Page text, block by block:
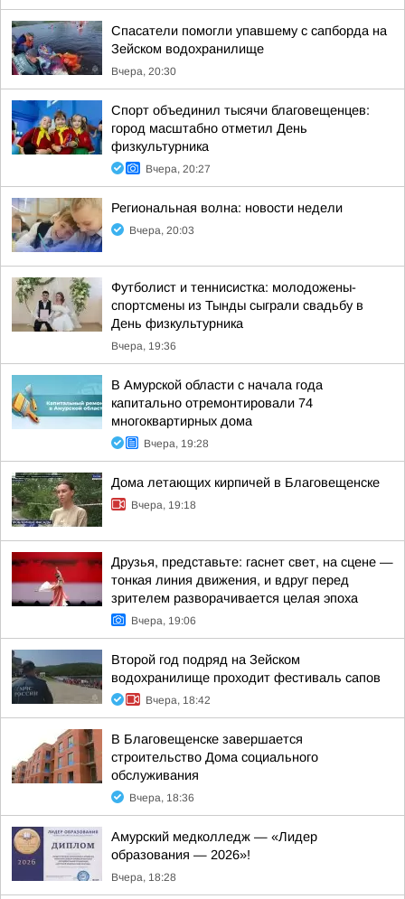
Спасатели помогли упавшему с сапборда на
Зейском водохранилище
Вчера, 20:30
Спорт объединил тысячи благовещенцев:
город масштабно отметил День
физкультурника
Вчера, 20:27
Региональная волна: новости недели
Вчера, 20:03
Футболист и теннисистка: молодожены-
спортсмены из Тынды сыграли свадьбу в
День физкультурника
Вчера, 19:36
В Амурской области с начала года
капитально отремонтировали 74
многоквартирных дома
Вчера, 19:28
Дома летающих кирпичей в Благовещенске
Вчера, 19:18
Друзья, представьте: гаснет свет, на сцене —
тонкая линия движения, и вдруг перед
зрителем разворачивается целая эпоха
Вчера, 19:06
Второй год подряд на Зейском
водохранилище проходит фестиваль сапов
Вчера, 18:42
В Благовещенске завершается
строительство Дома социального
обслуживания
Вчера, 18:36
Амурский медколледж — «Лидер
образования — 2026»!
Вчера, 18:28